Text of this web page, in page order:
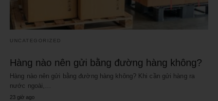
UNCATEGORIZED
Hàng nào nên gửi bằng đường hàng không?
Hàng nào nên gửi bằng đường hàng không? Khi cần gửi hàng ra
nước ngoài,…
23 giờ ago